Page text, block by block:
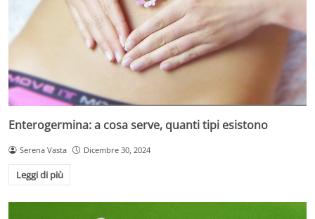
Enterogermina: a cosa serve, quanti tipi esistono
Serena Vasta Dicembre 30, 2024
Leggi di più